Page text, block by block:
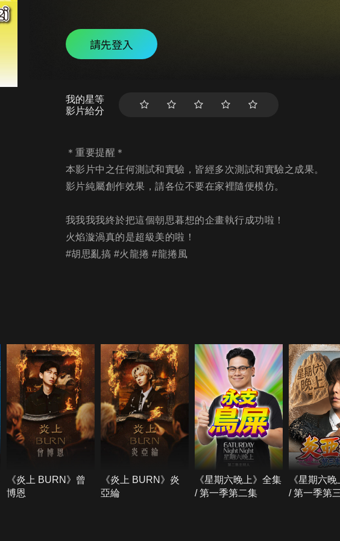
請先登入
我的星等
影片給分
＊重要提醒＊
本影片中之任何測試和實驗，皆經多次測試和實驗之成果。
影片純屬創作效果，請各位不要在家裡隨便模仿。
我我我我終於把這個朝思暮想的企畫執行成功啦！
火焰漩渦真的是超級美的啦！
#胡思亂搞 #火龍捲 #龍捲風
《炎上 BURN》曾
博恩
《炎上 BURN》炎
亞綸
《星期六晚上》全集
/ 第一季第二集
《星期六
/ 第一季第